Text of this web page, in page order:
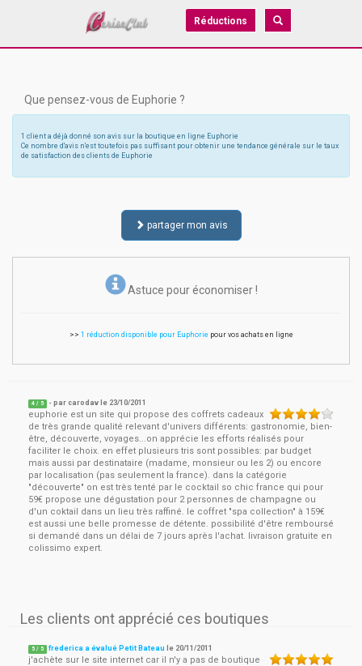
Réductions
Que pensez-vous de Euphorie ?
1 client a déjà donné son avis sur la boutique en ligne Euphorie
Ce nombre d'avis n'est toutefois pas suffisant pour obtenir une tendance générale sur le taux
de satisfaction des clients de Euphorie
partager mon avis
Astuce pour économiser !
>> 1 réduction disponible pour Euphorie pour vos achats en ligne
4 / 5 - parcarodav le 23/10/2011
euphorie est un site qui propose des coffrets cadeaux
de très grande qualité relevant d'univers différents: gastronomie, bien-
être, découverte, voyages...on apprécie les efforts réalisés pour
faciliter le choix. en effet plusieurs tris sont possibles: par budget
mais aussi par destinataire (madame, monsieur ou les 2) ou encore
par localisation (pas seulement la france). dans la catégorie
"découverte" on est très tenté par le cocktail so chic france qui pour
59€ propose une dégustation pour 2 personnes de champagne ou
d'un coktail dans un lieu très raffiné. le coffret "spa collection" à 159€
est aussi une belle promesse de détente. possibilité d'être remboursé
si demandé dans un délai de 7 jours après l'achat. livraison gratuite en
colissimo expert.
Les clients ont apprécié ces boutiques
5 / 5 frederica a évalué Petit Bateau le 20/11/2011
j'achète sur le site internet car il n'y a pas de boutique